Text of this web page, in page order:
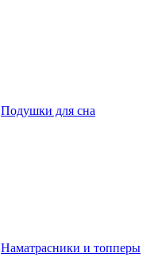
Подушки для сна
Наматрасники и топперы